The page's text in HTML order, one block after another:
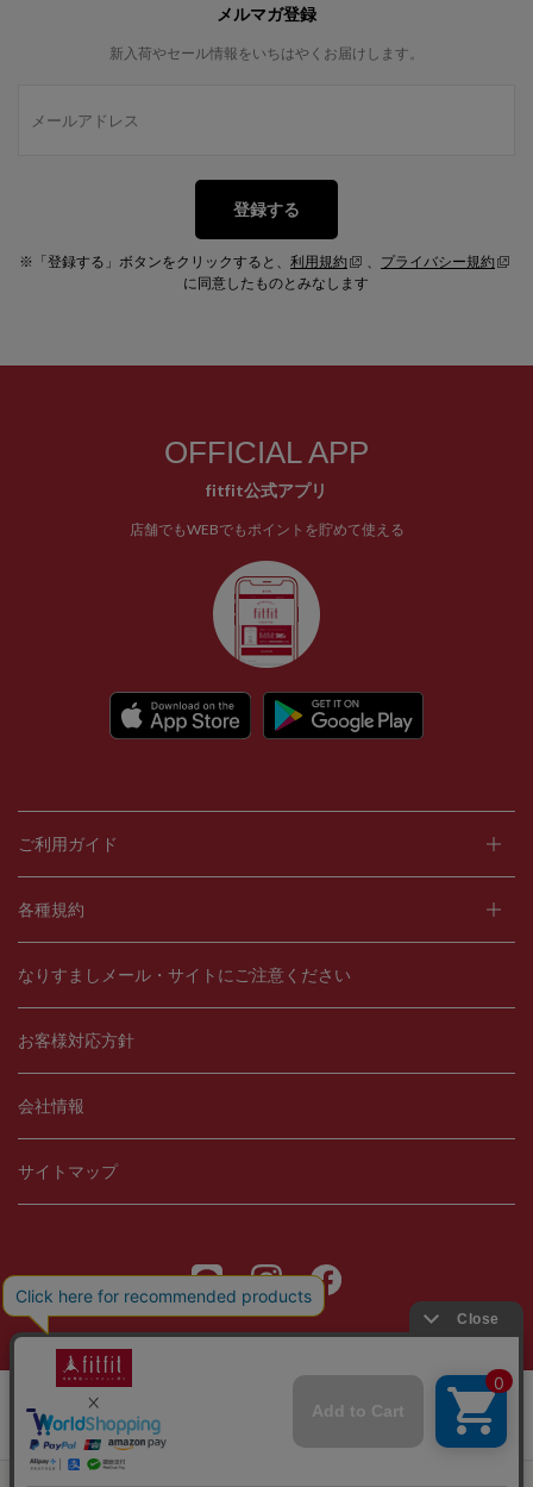
メルマガ登録
新入荷やセール情報をいちはやくお届けします。
登録する
※「登録する」ボタンをクリックすると、 利用規約 、 プライバシー規約
に同意したものとみなします
OFFICIAL APP
fitfit公式アプリ
店舗でもWEBでもポイントを貯めて使える
ご利用ガイド
各種規約
なりすましメール・サイトにご注意ください
お客様対応方針
会社情報
サイトマップ
当サイトではCookieを使用します。Cookieの使用に関する詳細は「
プライバシー規約」をご覧ください。
OK